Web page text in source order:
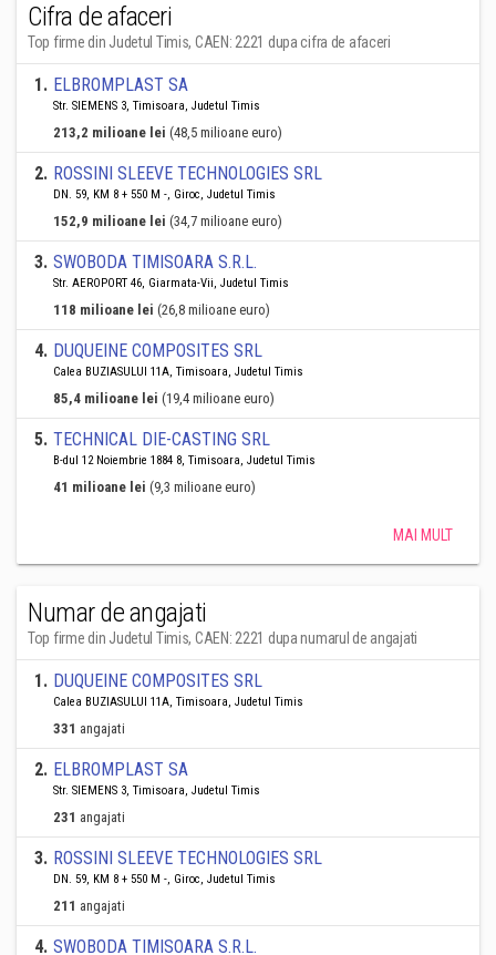
Cifra de afaceri
Top firme din Judetul Timis, CAEN: 2221 dupa cifra de afaceri
1. ELBROMPLAST SA
Str. SIEMENS 3, Timisoara, Judetul Timis
213,2 milioane lei (48,5 milioane euro)
2. ROSSINI SLEEVE TECHNOLOGIES SRL
DN. 59, KM 8 + 550 M -, Giroc, Judetul Timis
152,9 milioane lei (34,7 milioane euro)
3. SWOBODA TIMISOARA S.R.L.
Str. AEROPORT 46, Giarmata-Vii, Judetul Timis
118 milioane lei (26,8 milioane euro)
4. DUQUEINE COMPOSITES SRL
Calea BUZIASULUI 11A, Timisoara, Judetul Timis
85,4 milioane lei (19,4 milioane euro)
5. TECHNICAL DIE-CASTING SRL
B-dul 12 Noiembrie 1884 8, Timisoara, Judetul Timis
41 milioane lei (9,3 milioane euro)
MAI MULT
Numar de angajati
Top firme din Judetul Timis, CAEN: 2221 dupa numarul de angajati
1. DUQUEINE COMPOSITES SRL
Calea BUZIASULUI 11A, Timisoara, Judetul Timis
331 angajati
2. ELBROMPLAST SA
Str. SIEMENS 3, Timisoara, Judetul Timis
231 angajati
3. ROSSINI SLEEVE TECHNOLOGIES SRL
DN. 59, KM 8 + 550 M -, Giroc, Judetul Timis
211 angajati
4. SWOBODA TIMISOARA S.R.L.